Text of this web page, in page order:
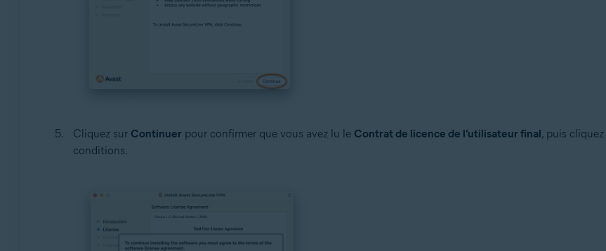
Cliquez sur Continuer pour confirmer que vous avez lu le Contrat de licence de l’utilisateur final, puis
conditions.